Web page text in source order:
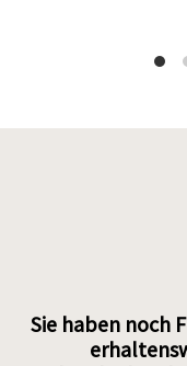
Sie haben noch